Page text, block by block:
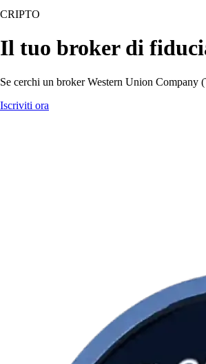
CRIPTO
Il tuo broker di
Se cerchi un broker Western Union Company
Iscriviti ora